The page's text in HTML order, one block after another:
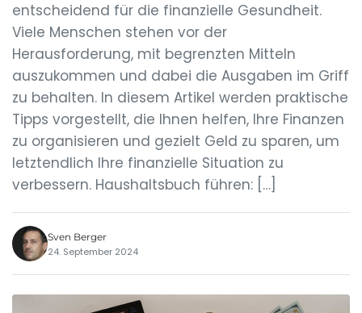
entscheidend für die finanzielle Gesundheit.
Viele Menschen stehen vor der
Herausforderung, mit begrenzten Mitteln
auszukommen und dabei die Ausgaben im Griff
zu behalten. In diesem Artikel werden praktische
Tipps vorgestellt, die Ihnen helfen, Ihre Finanzen
zu organisieren und gezielt Geld zu sparen, um
letztendlich Ihre finanzielle Situation zu
verbessern. Haushaltsbuch führen: […]
Sven Berger
24. September 2024